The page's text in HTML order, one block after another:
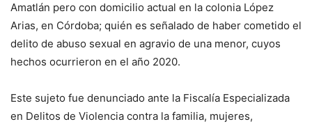
Amatlán pero con domicilio actual en la colonia López
Arias, en Córdoba; quién es señalado de haber cometido el
delito de abuso sexual en agravio de una menor, cuyos
hechos ocurrieron en el año 2020.
Este sujeto fue denunciado ante la Fiscalía Especializada
en Delitos de Violencia contra la familia, mujeres,